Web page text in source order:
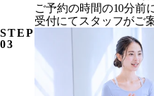
ご予約の時間の10分前
受付にてスタッフがご
STEP
03